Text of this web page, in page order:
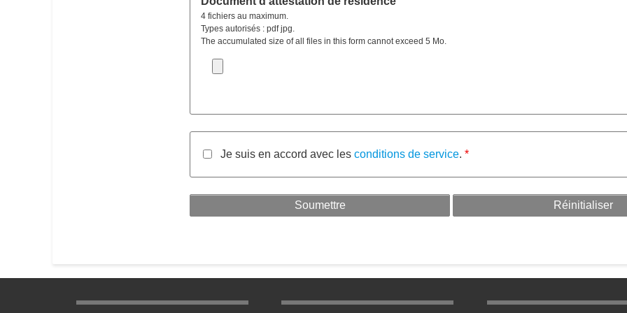
4 fichiers au maximum.
Types autorisés : pdf jpg.
The accumulated size of all files in this form cannot exceed 5 Mo.
Je suis en accord avec lesconditions de service.
Menu pratique bas de page 1 Menu pratique bas de page 2 Menu pratique bas de